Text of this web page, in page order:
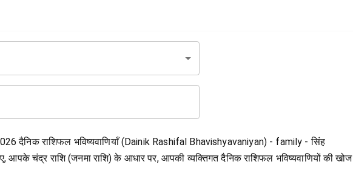
दैनिक राशिफल भविष्यवाणियाँ (Dainik Rashifal Bhavishyavaniyan) - family - सिंह
गए, आपके चंद्र राशि (जनमा राशि) के आधार पर, आपकी व्यक्तिगत दैनिक राशिफल भविष्यवाणियों की खोज